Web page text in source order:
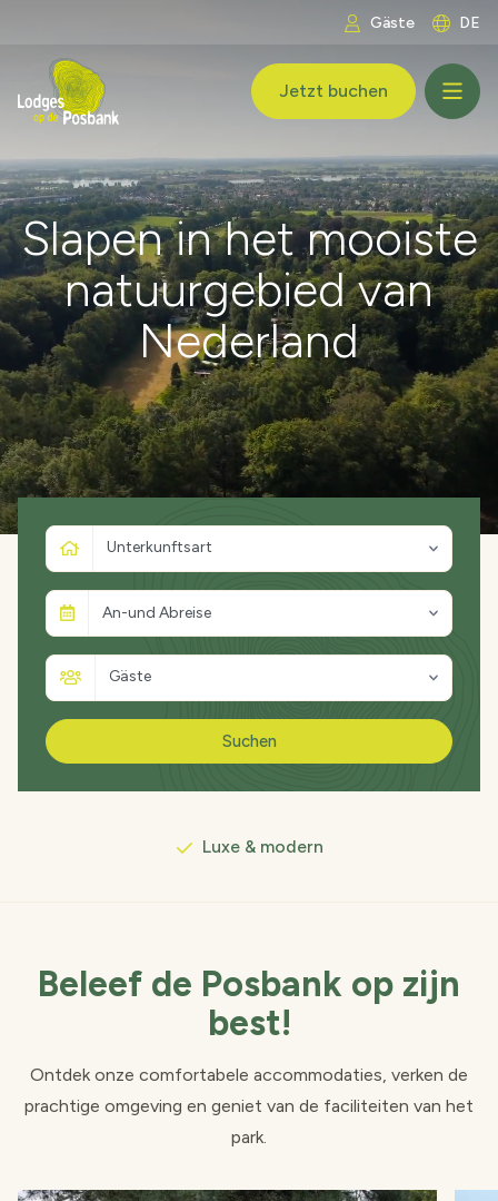
Gäste DE
LogoLodges op de Posbank
Jetzt buchen
Slapen in het mooiste
natuurgebied van
Nederland
Unterkunftsart
An-und Abreise
Gäste
Suchen
Midden in de natuur
Luxe & modern
Beleef de Posbank op zijn
best!
Ontdek onze comfortabele accommodaties, verken de
prachtige omgeving en geniet van de faciliteiten van het
park.